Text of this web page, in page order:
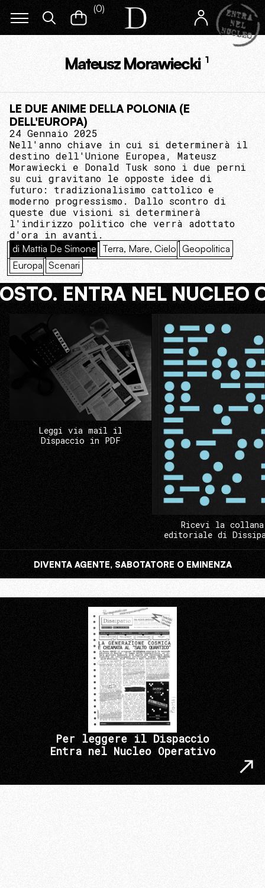
(0)
Mateusz Morawiecki 1
LE DUE ANIME DELLA POLONIA (E
DELL'EUROPA)
24 Gennaio 2025
Nell'anno chiave in cui si determinerà il
destino dell'Unione Europea, Mateusz
Morawiecki e Donald Tusk sono i due perni
su cui gravitano le opposte idee di
futuro: tradizionalisimo cattolico e
moderno progressismo. Dallo scontro di
queste due visioni si determinerà
l'indirizzo politico che verrà adottato
d'ora in avanti.
di Mattia De Simone Terra, Mare, Cielo Geopolitica
Europa Scenari
ENTRA NEL NUCLEO
Leggi via mail il
Dispaccio in PDF
Ricevi la collana
editoriale di
DIVENTA AGENTE, SABOTATORE O EMINENZA
Per leggere il Dispaccio
Entra nel Nucleo Operativo